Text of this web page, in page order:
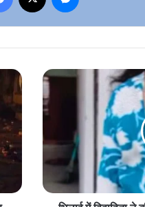
भिलाई
विवाहिता
ने
की
आत्महत्या:
इंस्टाग्राम
को